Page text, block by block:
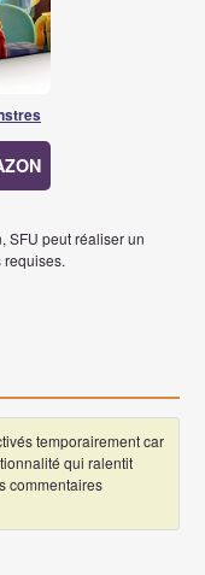
SFU peut réaliser un
temporairement car
qui ralentit
commentaires